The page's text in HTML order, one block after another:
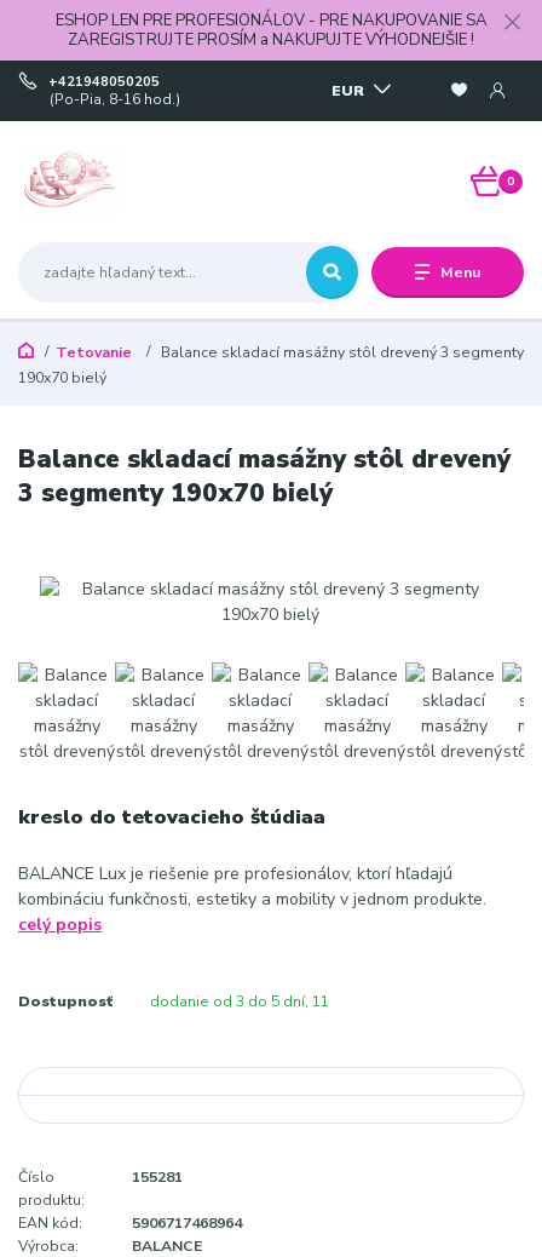
ESHOP LEN PRE PROFESIONÁLOV - PRE NAKUPOVANIE SA
ZAREGISTRUJTE PROSÍM a NAKUPUJTE VÝHODNEJŠIE !
Menu
EUR
+421948050205
(Po-Pia, 8-16 hod.)
0
Tetovanie
Balance skladací masážny stôl drevený 3 segmenty
190x70 bielý
Balance skladací masážny stôl drevený
3 segmenty 190x70 bielý
kreslo do tetovacieho štúdiaa
BALANCE Lux je riešenie pre profesionálov, ktorí hľadajú
kombináciu funkčnosti, estetiky a mobility v jednom produkte.
celý popis
Dostupnosť dodanie od 3 do 5 dní, 11
Číslo
produktu:
155281
EAN kód:
5906717468964
Výrobca:
BALANCE